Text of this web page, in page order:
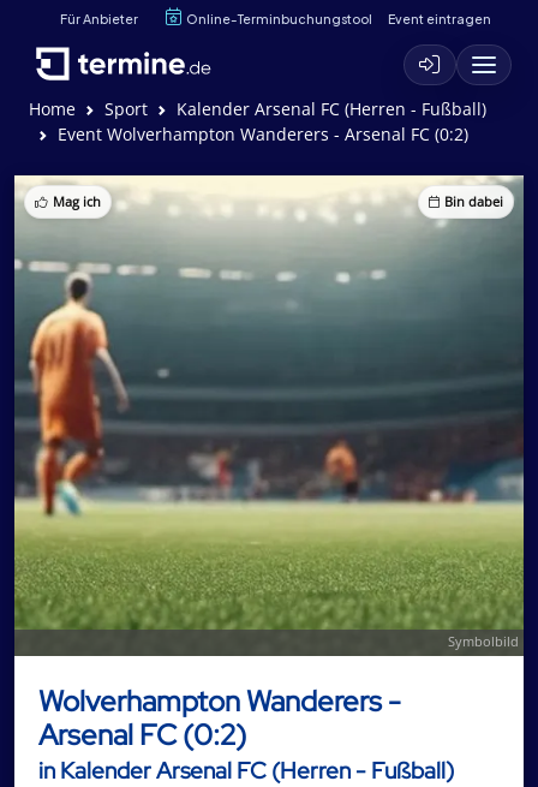
Für Anbieter Online-Terminbuchungstool Event eintragen
Home Sport
Kalender Arsenal FC (Herren - Fußball)
Event Wolverhampton Wanderers - Arsenal FC (0:2)
Mag ich Bin dabei
Symbolbild
Wolverhampton Wanderers -
Arsenal FC (0:2)
in Kalender Arsenal FC (Herren - Fußball)